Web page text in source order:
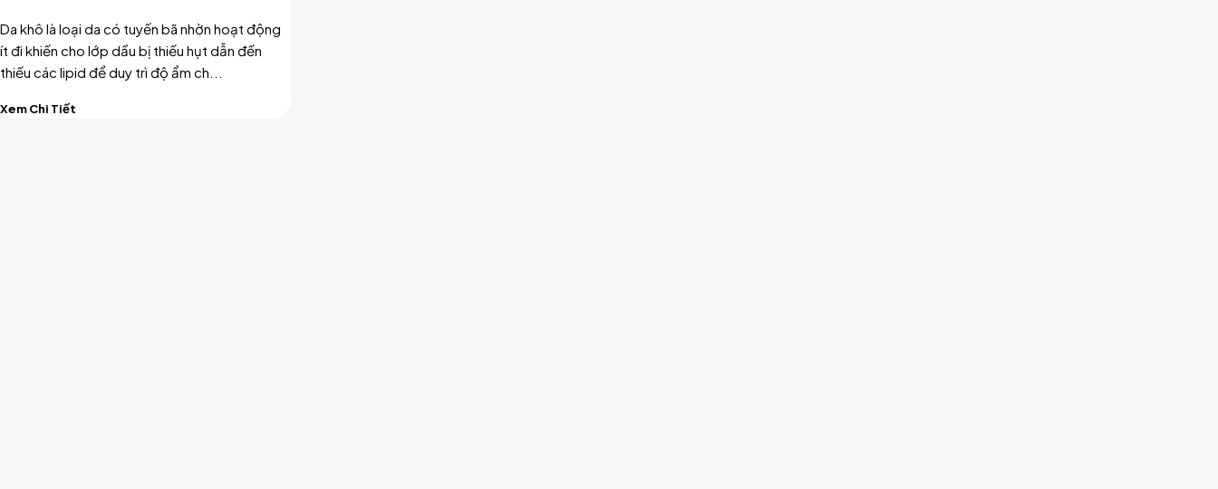
Da khô là loại da có tuyến bã nhờn hoạt động
ít đi khiến cho lớp dầu bị thiếu hụt dẫn đến
thiếu các lipid để duy trì độ ẩm ch...
Xem Chi Tiết